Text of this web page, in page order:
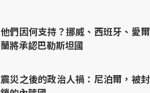
他們因何支持？挪威、西班牙、愛爾
蘭將承認巴勒斯坦國
震災之後的政治人禍：尼泊爾，被封